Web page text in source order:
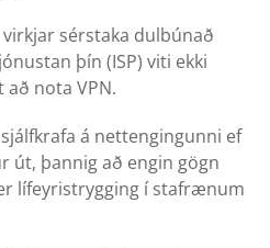
virkjar sérstaka dulbúnað
þín (ISP) viti ekki
nota VPN.
á nettengingunni ef
út, þannig að engin gögn
lífeyristrygging í stafrænum